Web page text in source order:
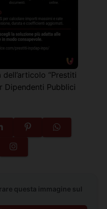
“Prestiti
Dipendenti Pubblici
questa immagine sul